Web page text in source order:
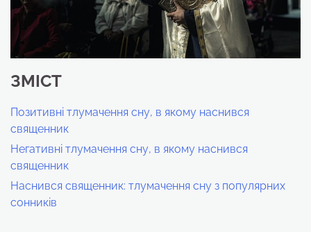
ЗМІСТ
Позитивні тлумачення сну, в якому наснився
священник
Негативні тлумачення сну, в якому наснився
священник
Наснився священник: тлумачення сну з популярних
сонників